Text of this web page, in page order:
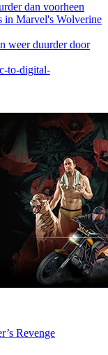
dan voorheen
in Marvel's Wolverine
weer duurder door
to-digital-
Revenge